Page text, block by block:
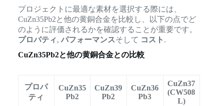
プロジェクトに最適な素材を選択する際には、
CuZn35Pb2と他の黄銅合金を比較し、以下の点でど
のように評価されるかを確認することが重要です。
プロパティ, パフォーマンスそして コスト .
CuZn35Pb2と他の黄銅合金との比較
プロパ
ティ
CuZn35
Pb2
CuZn39
Pb2
CuZn36
Pb3
CuZn37
(CW508
L)